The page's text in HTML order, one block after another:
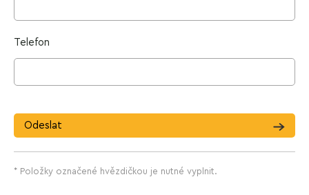
Telefon
Odeslat
* Položky označené hvězdičkou je nutné vyplnit.